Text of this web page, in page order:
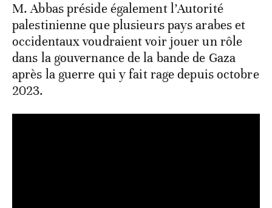
M. Abbas préside également l’Autorité
palestinienne que plusieurs pays arabes et
occidentaux voudraient voir jouer un rôle
dans la gouvernance de la bande de Gaza
après la guerre qui y fait rage depuis octobre
2023.